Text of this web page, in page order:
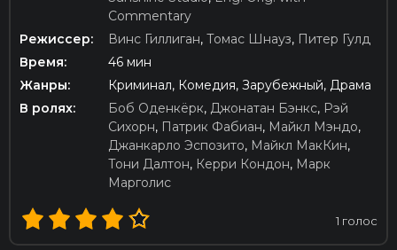
Commentary
Режиссер:
Винс Гиллиган, Томас Шнауз, Питер Гулд
Время:
46 мин
Жанры:
Криминал, Комедия, Зарубежный, Драма
В ролях:
Боб Оденкёрк, Джонатан Бэнкс, Рэй
Сихорн, Патрик Фабиан, Майкл Мэндо,
Джанкарло Эспозито, Майкл МакКин,
Тони Далтон, Керри Кондон, Марк
Марголис
1 голос